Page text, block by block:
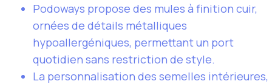
Podoways propose des mules à finition cuir,
ornées de détails métalliques
hypoallergéniques, permettant un port
quotidien sans restriction de style.
La personnalisation des semelles intérieures,